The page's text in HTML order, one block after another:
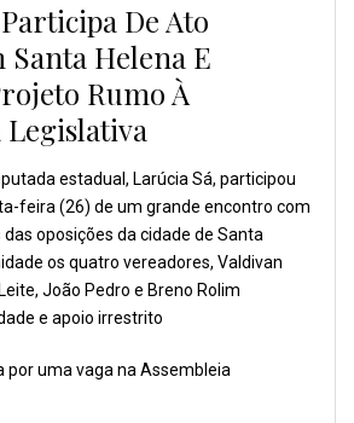
De Ato
Helena E
Rumo À
Legislativa
estadual, Larúcia Sá, participou
feira (26) de um grande encontro com
oposições da cidade de Santa
os quatro vereadores, Valdivan
João Pedro e Breno Rolim
e apoio irrestrito
por uma vaga na Assembleia